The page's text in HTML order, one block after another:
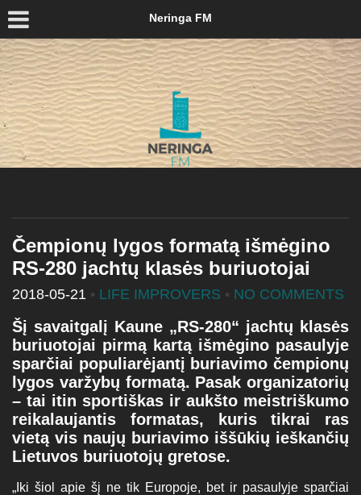
Neringa FM
Čempionų lygos formatą išmėgino
RS-280 jachtų klasės buriuotojai
2018-05-21 • LIFE IMPROVERS • NO COMMENTS
Šį savaitgalį Kaune „RS-280“ jachtų klasės
buriuotojai pirmą kartą išmėgino pasaulyje
sparčiai populiarėjantį buriavimo čempionų
lygos varžybų formatą. Pasak organizatorių
– tai itin sportiškas ir aukšto meistriškumo
reikalaujantis formatas, kuris tikrai ras
vietą vis naujų buriavimo iššūkių ieškančių
Lietuvos buriuotojų gretose.
„Iki šiol apie šį ne tik Europoje, bet ir pasaulyje sparčiai